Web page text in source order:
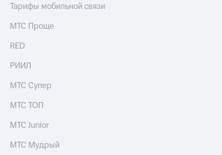
управление
Корпоративный
Документы
ПАО
"МТС"
Собрания
акционеров
Личный
кабинет
акционера
Тарифы мобильной связи
МТС Проще
RED
РИИЛ
МТС Супер
МТС ТОП
МТС Junior
МТС Мудрый